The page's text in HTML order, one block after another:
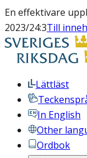
En effektivare
2023/24:3Till
Lättläst
In English
Other
Ordbok